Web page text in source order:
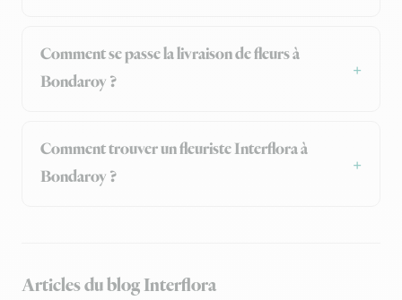
Comment se passe la livraison de fleurs à
Bondaroy ?
Comment trouver un fleuriste Interflora à
Bondaroy ?
Articles du blog Interflora